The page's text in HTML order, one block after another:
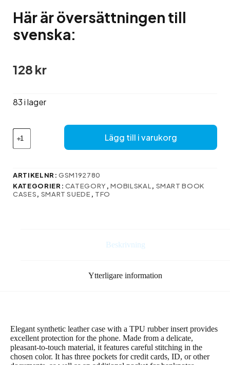
Här är översättningen till
svenska:
128 kr
83 i lager
Här
är
översättningen
svenska:
Lägg till i varukorg
ARTIKELNR:GSM192780
KATEGORIER: CATEGORY ,MOBILSKAL , SMART BOOK
CASES, SMART SUEDE , TFO
Beskrivning
Ytterligare information
Elegant synthetic leather case with a TPU rubber insert provides
excellent protection for the phone. Made from a delicate,
pleasant-to-touch material, it features careful stitching in the
chosen color. It has three pockets for credit cards, ID, or other